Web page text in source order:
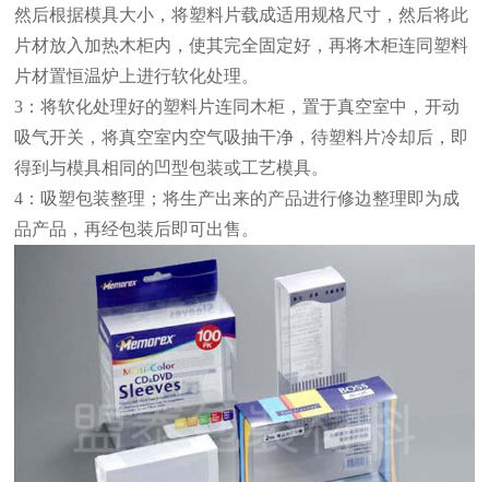
然后根据模具大小，将塑料片载成适用规格尺寸，然后将此
片材放入加热木柜内，使其完全固定好，再将木柜连同塑料
片材置恒温炉上进行软化处理。
3：将软化处理好的塑料片连同木柜，置于真空室中，开动
吸气开关，将真空室内空气吸抽干净，待塑料片冷却后，即
得到与模具相同的凹型包装或工艺模具。
4：吸塑包装整理；将生产出来的产品进行修边整理即为成
品产品，再经包装后即可出售。